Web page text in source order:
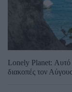
Lonely Planet: Αυτό
διακοπές τον